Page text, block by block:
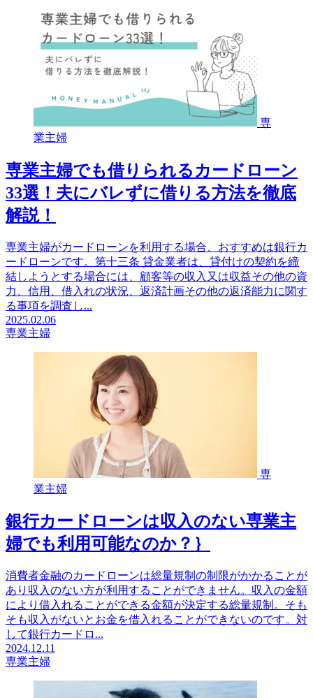
専
業主婦
専業主婦でも借りられるカードローン
33選！夫にバレずに借りる方法を徹底
解説！
専業主婦がカードローンを利用する場合、おすすめは銀行カ
ードローンです。第十三条 貸金業者は、貸付けの契約を締
結しようとする場合には、顧客等の収入又は収益その他の資
力、信用、借入れの状況、返済計画その他の返済能力に関す
る事項を調査し...
2025.02.06
専業主婦
専
業主婦
銀行カードローンは収入のない専業主
婦でも利用可能なのか？｝
消費者金融のカードローンは総量規制の制限がかかることが
あり収入のない方が利用することができません。収入の金額
により借入れることができる金額が決定する総量規制。そも
そも収入がないとお金を借入れることができないのです。対
して銀行カードロ...
2024.12.11
専業主婦